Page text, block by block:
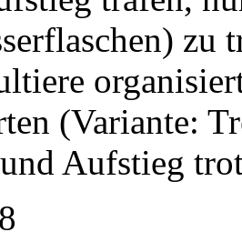
zu
(Variante:
Aufstieg